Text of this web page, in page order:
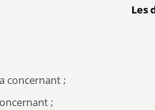
Les
concernant ;
;